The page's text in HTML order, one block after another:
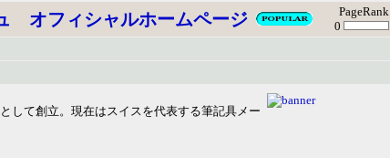
オフィシャルホームページ
PageRank
0
して創立。現在はスイスを代表する筆記具メー